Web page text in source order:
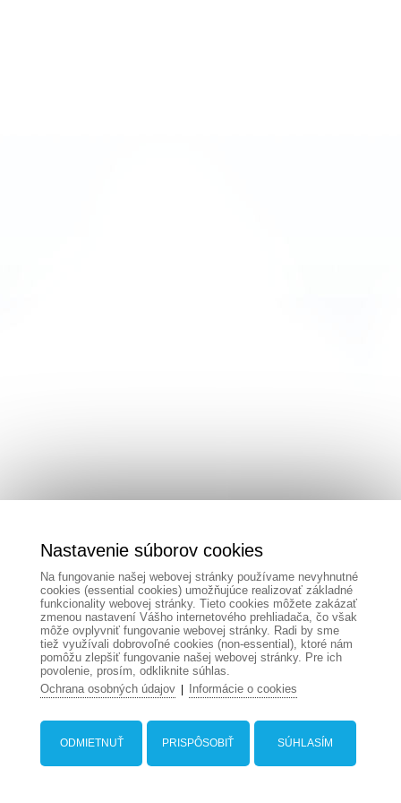
Nastavenie súborov cookies
Na fungovanie našej webovej stránky používame nevyhnutné
cookies (essential cookies) umožňujúce realizovať základné
funkcionality webovej stránky. Tieto cookies môžete zakázať
zmenou nastavení Vášho internetového prehliadača, čo však
môže ovplyvniť fungovanie webovej stránky. Radi by sme
tiež využívali dobrovoľné cookies (non-essential), ktoré nám
pomôžu zlepšiť fungovanie našej webovej stránky. Pre ich
povolenie, prosím, odkliknite súhlas.
Ochrana osobných údajov| Informácie o cookies
SÚHLASÍM
PRISPÔSOBIŤ
ODMIETNUŤ